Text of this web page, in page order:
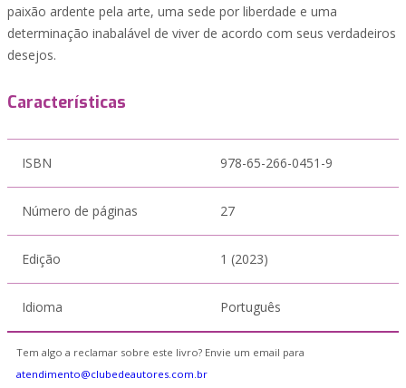
paixão ardente pela arte, uma sede por liberdade e uma
determinação inabalável de viver de acordo com seus verdadeiros
desejos.
Características
ISBN 978-65-266-0451-9
Número de páginas 27
Edição 1 (2023)
Idioma Português
Tem algo a reclamar sobre este livro? Envie um email para
atendimento@clubedeautores.com.br